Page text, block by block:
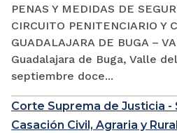
PENAS Y MEDIDAS DE
CIRCUITO PENITENCIARIO Y
GUADALAJARA DE BUGA –
Guadalajara de Buga, Valle
septiembre doce...
Corte Suprema de Justicia -
Casación Civil, Agraria y Rural